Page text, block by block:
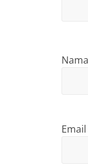
Nama
Email